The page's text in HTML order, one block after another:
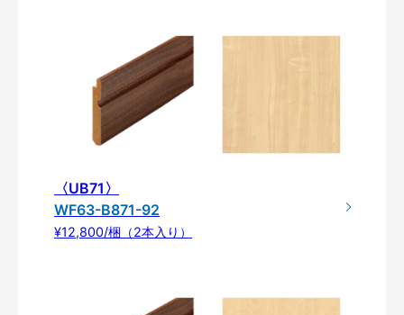
〈UB71〉
WF63-B871-92
¥12,800/梱（2本入り）